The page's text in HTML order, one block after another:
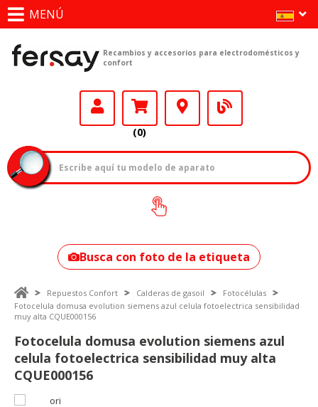
MENÚ
Recambios y accesorios para electrodomésticos y
confort
(0)
¿Cómo encontrar
tu modelo?
Busca con foto de la etiqueta
Repuestos Confort Calderas de gasoil
Fotocélulas
Fotocelula domusa evolution siemens azul celula fotoelectrica sensibilidad
muy alta CQUE000156
Fotocelula domusa evolution siemens azul
celula fotoelectrica sensibilidad muy alta
CQUE000156